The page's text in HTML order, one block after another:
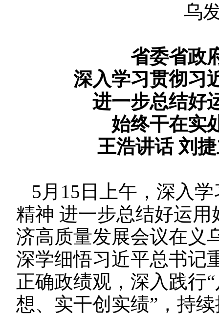
乌
省委省政
深入学习贯彻习
进一步总结好
始终干在实
王浩讲话 刘
5月15日上午，深入
精神 进一步总结好运用
济高质量发展会议在义
深学细悟习近平总书记
正确政绩观，深入践行
想、实干创实绩”，持